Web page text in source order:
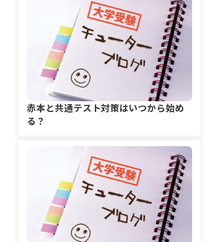
赤本と共通テスト対策はいつから始め
る？